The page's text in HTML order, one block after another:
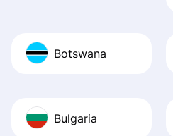
Botswana
Bulgaria